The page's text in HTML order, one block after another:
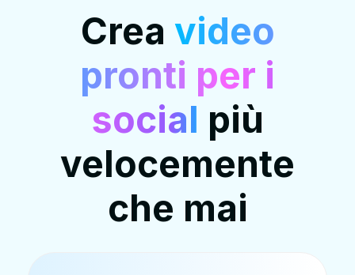
Crea video
pronti per i
social più
velocemente
che mai